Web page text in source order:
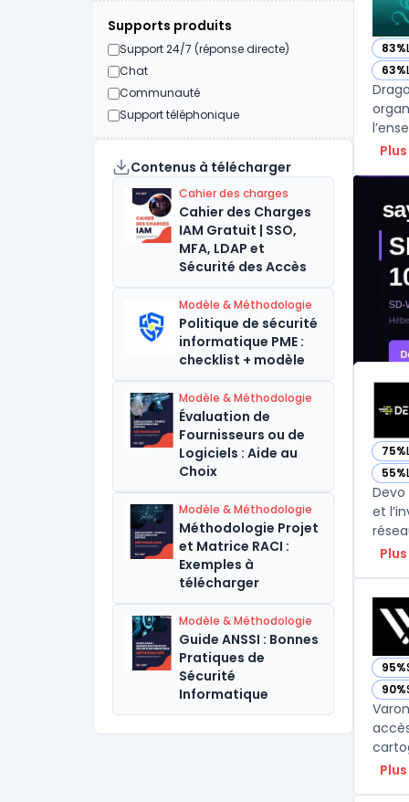
Supports produits
Support 24/7 (réponse directe)
Chat
Communauté
Support téléphonique
Contenus à télécharger
Cahier des charges
Cahier des Charges
IAM Gratuit | SSO,
MFA, LDAP et
Sécurité des Accès
Modèle & Méthodologie
Politique de sécurité
informatique PME :
checklist + modèle
Modèle & Méthodologie
Évaluation de
Fournisseurs ou de
Logiciels : Aide au
Choix
Modèle & Méthodologie
Méthodologie Projet
et Matrice RACI :
Exemples à
télécharger
Modèle & Méthodologie
Guide ANSSI : Bonnes
Pratiques de
Sécurité
Informatique
83%
—
63%
—
75%
—
55%
—
et
95%
—
90%
—